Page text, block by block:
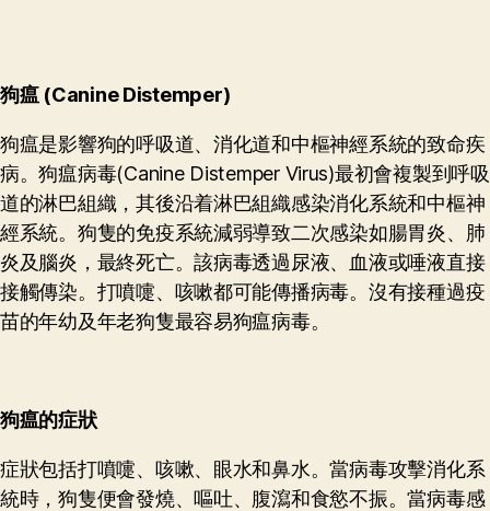
狗瘟 (Canine Distemper)
狗瘟是影響狗的呼吸道、消化道和中樞神經系統的致命疾
病。狗瘟病毒(Canine Distemper Virus)最初會複製到呼吸
道的淋巴組織，其後沿着淋巴組織感染消化系統和中樞神
經系統。狗隻的免疫系統減弱導致二次感染如腸胃炎、肺
炎及腦炎，最終死亡。該病毒透過尿液、血液或唾液直接
接觸傳染。打噴嚏、咳嗽都可能傳播病毒。沒有接種過疫
苗的年幼及年老狗隻最容易狗瘟病毒。
狗瘟的症狀
症狀包括打噴嚏、咳嗽、眼水和鼻水。當病毒攻擊消化系
統時，狗隻便會發燒、嘔吐、腹瀉和食慾不振。當病毒感